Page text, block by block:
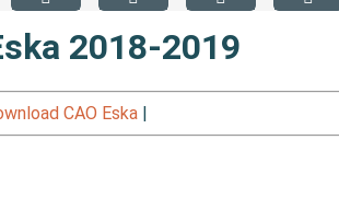
2018-2019
CAO Eska|